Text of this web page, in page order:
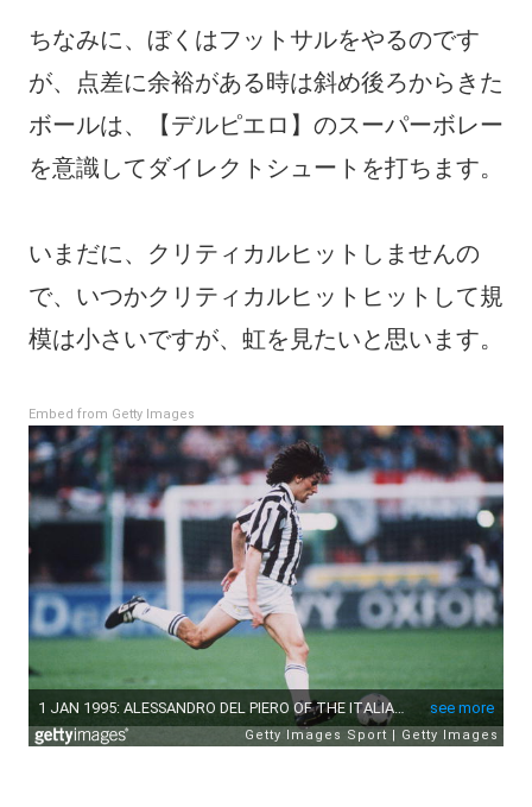
ちなみに、ぼくはフットサルをやるのです
が、点差に余裕がある時は斜め後ろからきた
ボールは、【デルピエロ】のスーパーボレー
を意識してダイレクトシュートを打ちます。
いまだに、クリティカルヒットしませんの
で、いつかクリティカルヒットヒットして規
模は小さいですが、虹を見たいと思います。
Embed from Getty Images